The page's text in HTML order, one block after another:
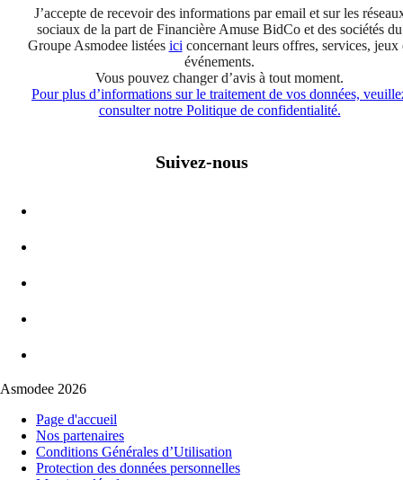
J’accepte de recevoir des informations par email et sur les
sociaux de la part de Financière Amuse BidCo et des sociétés du
Groupe Asmodee listées ici concernant leurs offres, services, jeux
événements.
Vous pouvez changer d’avis à tout moment.
Pour plus d’informations sur le traitement de vos données,
consulter notre Politique de confidentialité.
Suivez-nous
Asmodee 2026
Page d'accueil
Nos partenaires
Conditions Générales d’Utilisation
Protection des données personnelles